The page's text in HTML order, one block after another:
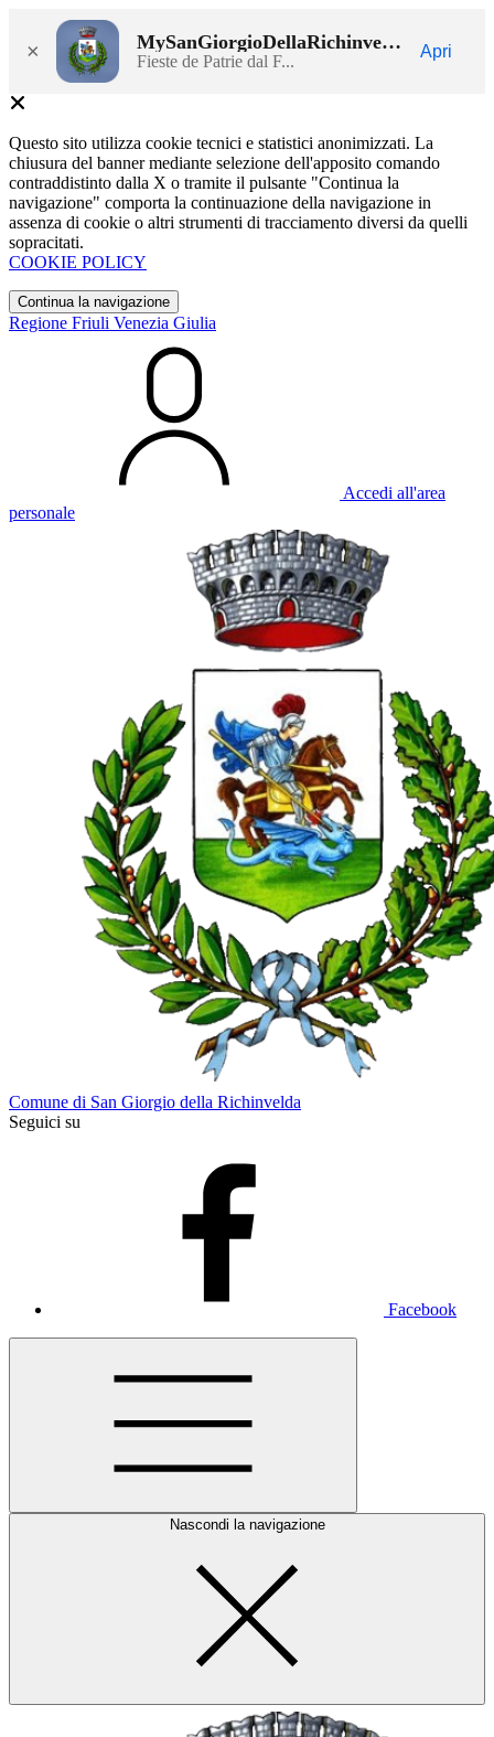
× MySanGiorgioDellaRichinvelda
Fieste de Patrie dal F...
Apri
Questo sito utilizza cookie tecnici e statistici anonimizzati. La
chiusura del banner mediante selezione dell'apposito comando
contraddistinto dalla X o tramite il pulsante "Continua la
navigazione" comporta la continuazione della navigazione in
assenza di cookie o altri strumenti di tracciamento diversi da quelli
sopracitati.
COOKIE POLICY
Continua la navigazione
Regione Friuli Venezia Giulia
Accedi all'area
personale
Comune di San Giorgio della Richinvelda
Seguici su
Facebook
Nascondi la navigazione